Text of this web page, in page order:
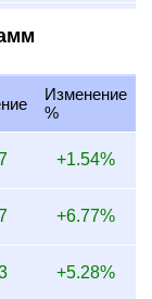
787.35
780.87
784.35
Изменение
%
+1.54%
+6.77%
+5.28%